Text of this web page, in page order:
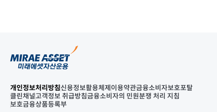
개인정보처리방침신용정보활용체제 이용약관금융소비자보호포탈
클린채널고객정보 취급방침금융소비자의 민원분쟁 처리 지침
보호금융상품등록부